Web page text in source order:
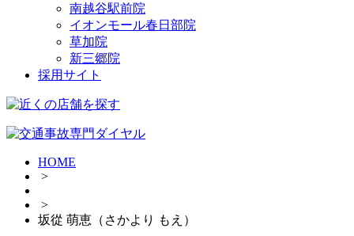
南越谷駅前院
イオンモール春日部院
草加院
新三郷院
採用サイト
HOME
>
>
坂從 萌恵（さかより もえ）